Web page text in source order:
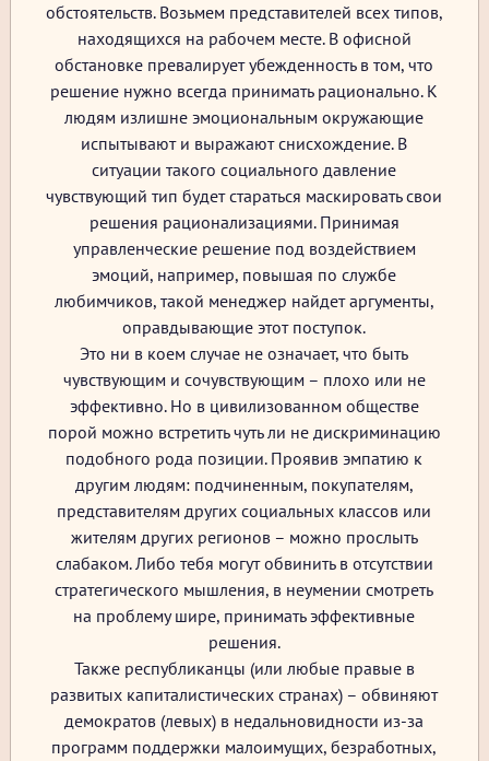
обстоятельств. Возьмем представителей всех типов,
находящихся на рабочем месте. В офисной
обстановке превалирует убежденность в том, что
решение нужно всегда принимать рационально. К
людям излишне эмоциональным окружающие
испытывают и выражают снисхождение. В
ситуации такого социального давление
чувствующий тип будет стараться маскировать свои
решения рационализациями. Принимая
управленческие решение под воздействием
эмоций, например, повышая по службе
любимчиков, такой менеджер найдет аргументы,
оправдывающие этот поступок.
Это ни в коем случае не означает, что быть
чувствующим и сочувствующим – плохо или не
эффективно. Но в цивилизованном обществе
порой можно встретить чуть ли не дискриминацию
подобного рода позиции. Проявив эмпатию к
другим людям: подчиненным, покупателям,
представителям других социальных классов или
жителям других регионов – можно прослыть
слабаком. Либо тебя могут обвинить в отсутствии
стратегического мышления, в неумении смотреть
на проблему шире, принимать эффективные
решения.
Также республиканцы (или любые правые в
развитых капиталистических странах) – обвиняют
демократов (левых) в недальновидности из-за
программ поддержки малоимущих, безработных,